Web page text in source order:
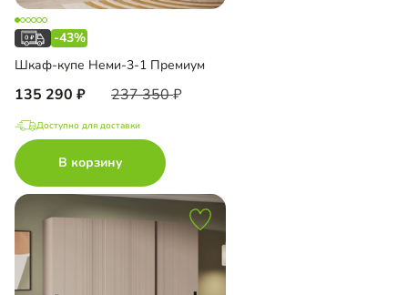
-43%
Шкаф-купе Неми-3-1 Премиум
135 290 237 350
Доступно для доставки
В корзину